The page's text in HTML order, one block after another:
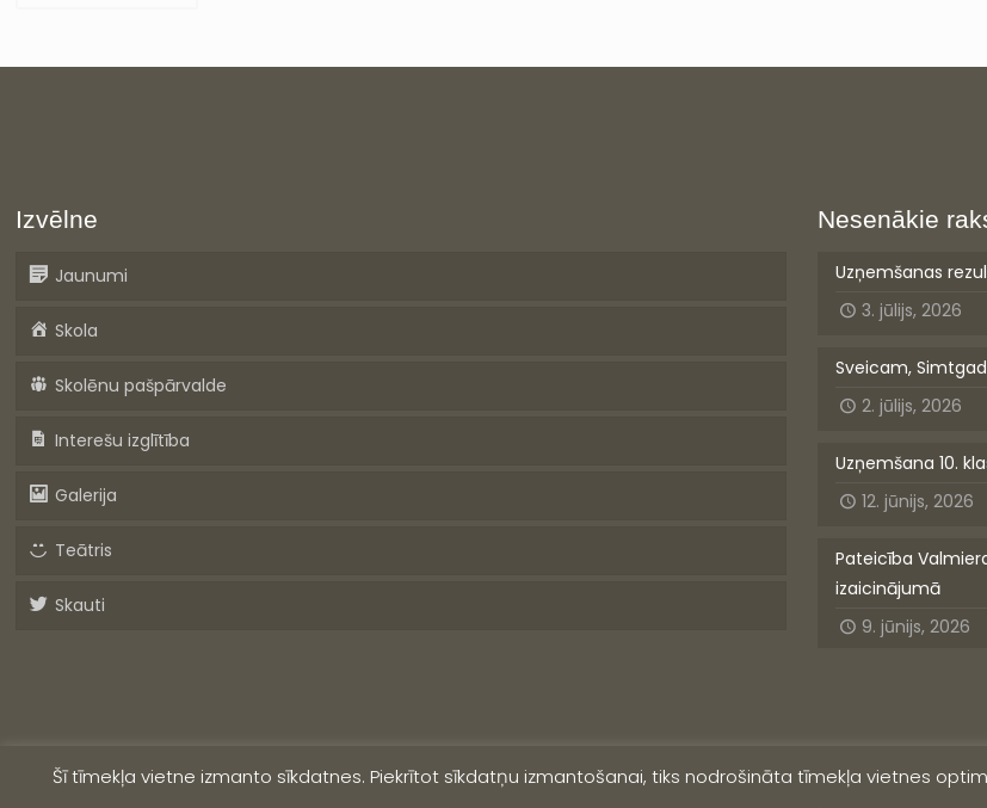
Izvēlne
Jaunumi
Skola
Skolēnu pašpārvalde
Interešu izglītība
Galerija
Teātris
Skauti
Nesenākie
Uzņemšanas
3. jūlijs, 2026
Sveicam,
2. jūlijs, 2026
Uzņemšana 10.
12. jūnijs, 2026
Pateicība
izaicinājumā
9. jūnijs, 2026
Šī tīmekļa vietne izmanto sīkdatnes. Piekrītot sīkdatņu izmantošanai, tiks nodrošināta tīmekļa vietnes